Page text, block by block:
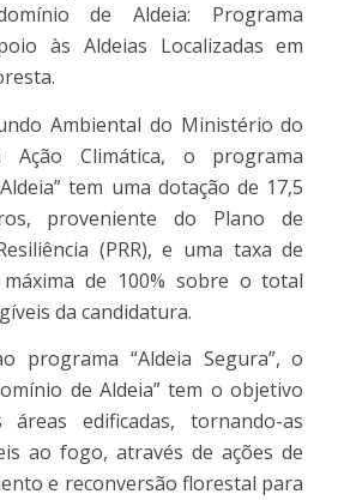
de Aldeia: Programa
às Aldeias Localizadas em
Ambiental do Ministério do
Climática, o programa
tem uma dotação de 17,5
proveniente do Plano de
(PRR), e uma taxa de
máxima de 100% sobre o total
da candidatura.
programa “Aldeia Segura”, o
de Aldeia” tem o objetivo
edificadas, tornando-as
ao fogo, através de ações de
e reconversão florestal para